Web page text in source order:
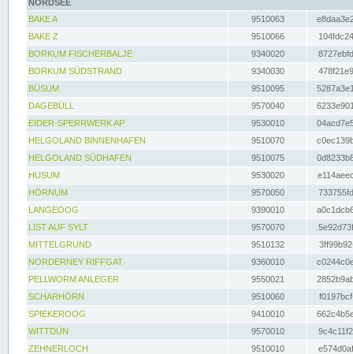
NORDSEE
BAKE A
9510063
BAKE Z
9510066
BORKUM FISCHERBALJE
9340020
BORKUM SÜDSTRAND
9340030
BÜSUM
9510095
DAGEBÜLL
9570040
EIDER-SPERRWERK AP
9530010
HELGOLAND BINNENHAFEN
9510070
HELGOLAND SÜDHAFEN
9510075
HUSUM
9530020
HÖRNUM
9570050
LANGEOOG
9390010
LIST AUF SYLT
9570070
MITTELGRUND
9510132
NORDERNEY RIFFGAT
9360010
PELLWORM ANLEGER
9550021
SCHARHÖRN
9510060
SPIEKEROOG
9410010
WITTDÜN
9570010
ZEHNERLOCH
9510010